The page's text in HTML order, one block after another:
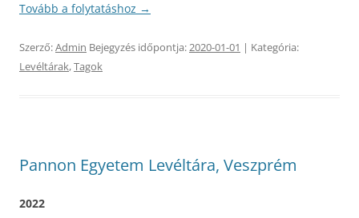
Tovább a folytatáshoz →
Szerző:Admin Bejegyzés időpontja:2020-01-01 | Kategória:
Levéltárak,Tagok
Pannon Egyetem Levéltára, Veszprém
2022